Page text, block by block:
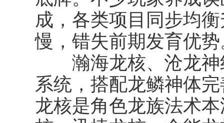
成，各类项目同步均
慢，错失前期发育优
瀚海龙核、沧龙神
系统，搭配龙鳞神体
龙核是角色龙族法术